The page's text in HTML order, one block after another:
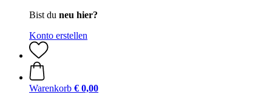
Bist du neu hier?
Konto erstellen
Warenkorb € 0,00